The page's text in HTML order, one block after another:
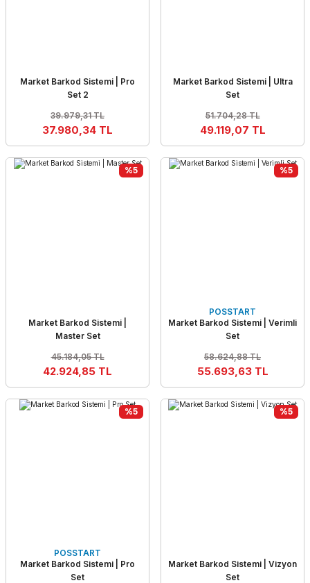
Market Barkod Sistemi | Pro
Set 2
39.979,31 TL
37.980,34 TL
Market Barkod Sistemi | Ultra
Set
51.704,28 TL
49.119,07 TL
%5
Market Barkod Sistemi |
Master Set
45.184,05 TL
42.924,85 TL
%5
POSSTART
Market Barkod Sistemi | Verimli
Set
58.624,88 TL
55.693,63 TL
%5
POSSTART
Market Barkod Sistemi | Pro
Set
%5
Market Barkod Sistemi | Vizyon
Set